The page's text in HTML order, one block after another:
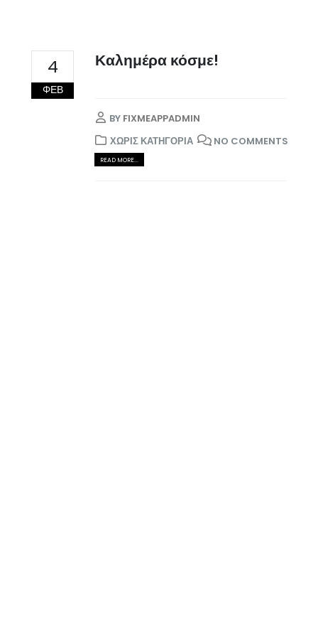
4
ΦΕΒ
Καλημέρα κόσμε!
BY FIXMEAPPADMIN
ΧΩΡΊΣ ΚΑΤΗΓΟΡΊΑ
NO COMMENTS
READ MORE...